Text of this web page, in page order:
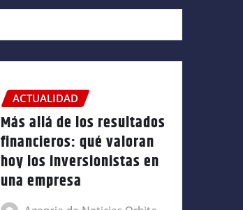
ACTUALIDAD
Más allá de los resultados
financieros: qué valoran
hoy los inversionistas en
una empresa